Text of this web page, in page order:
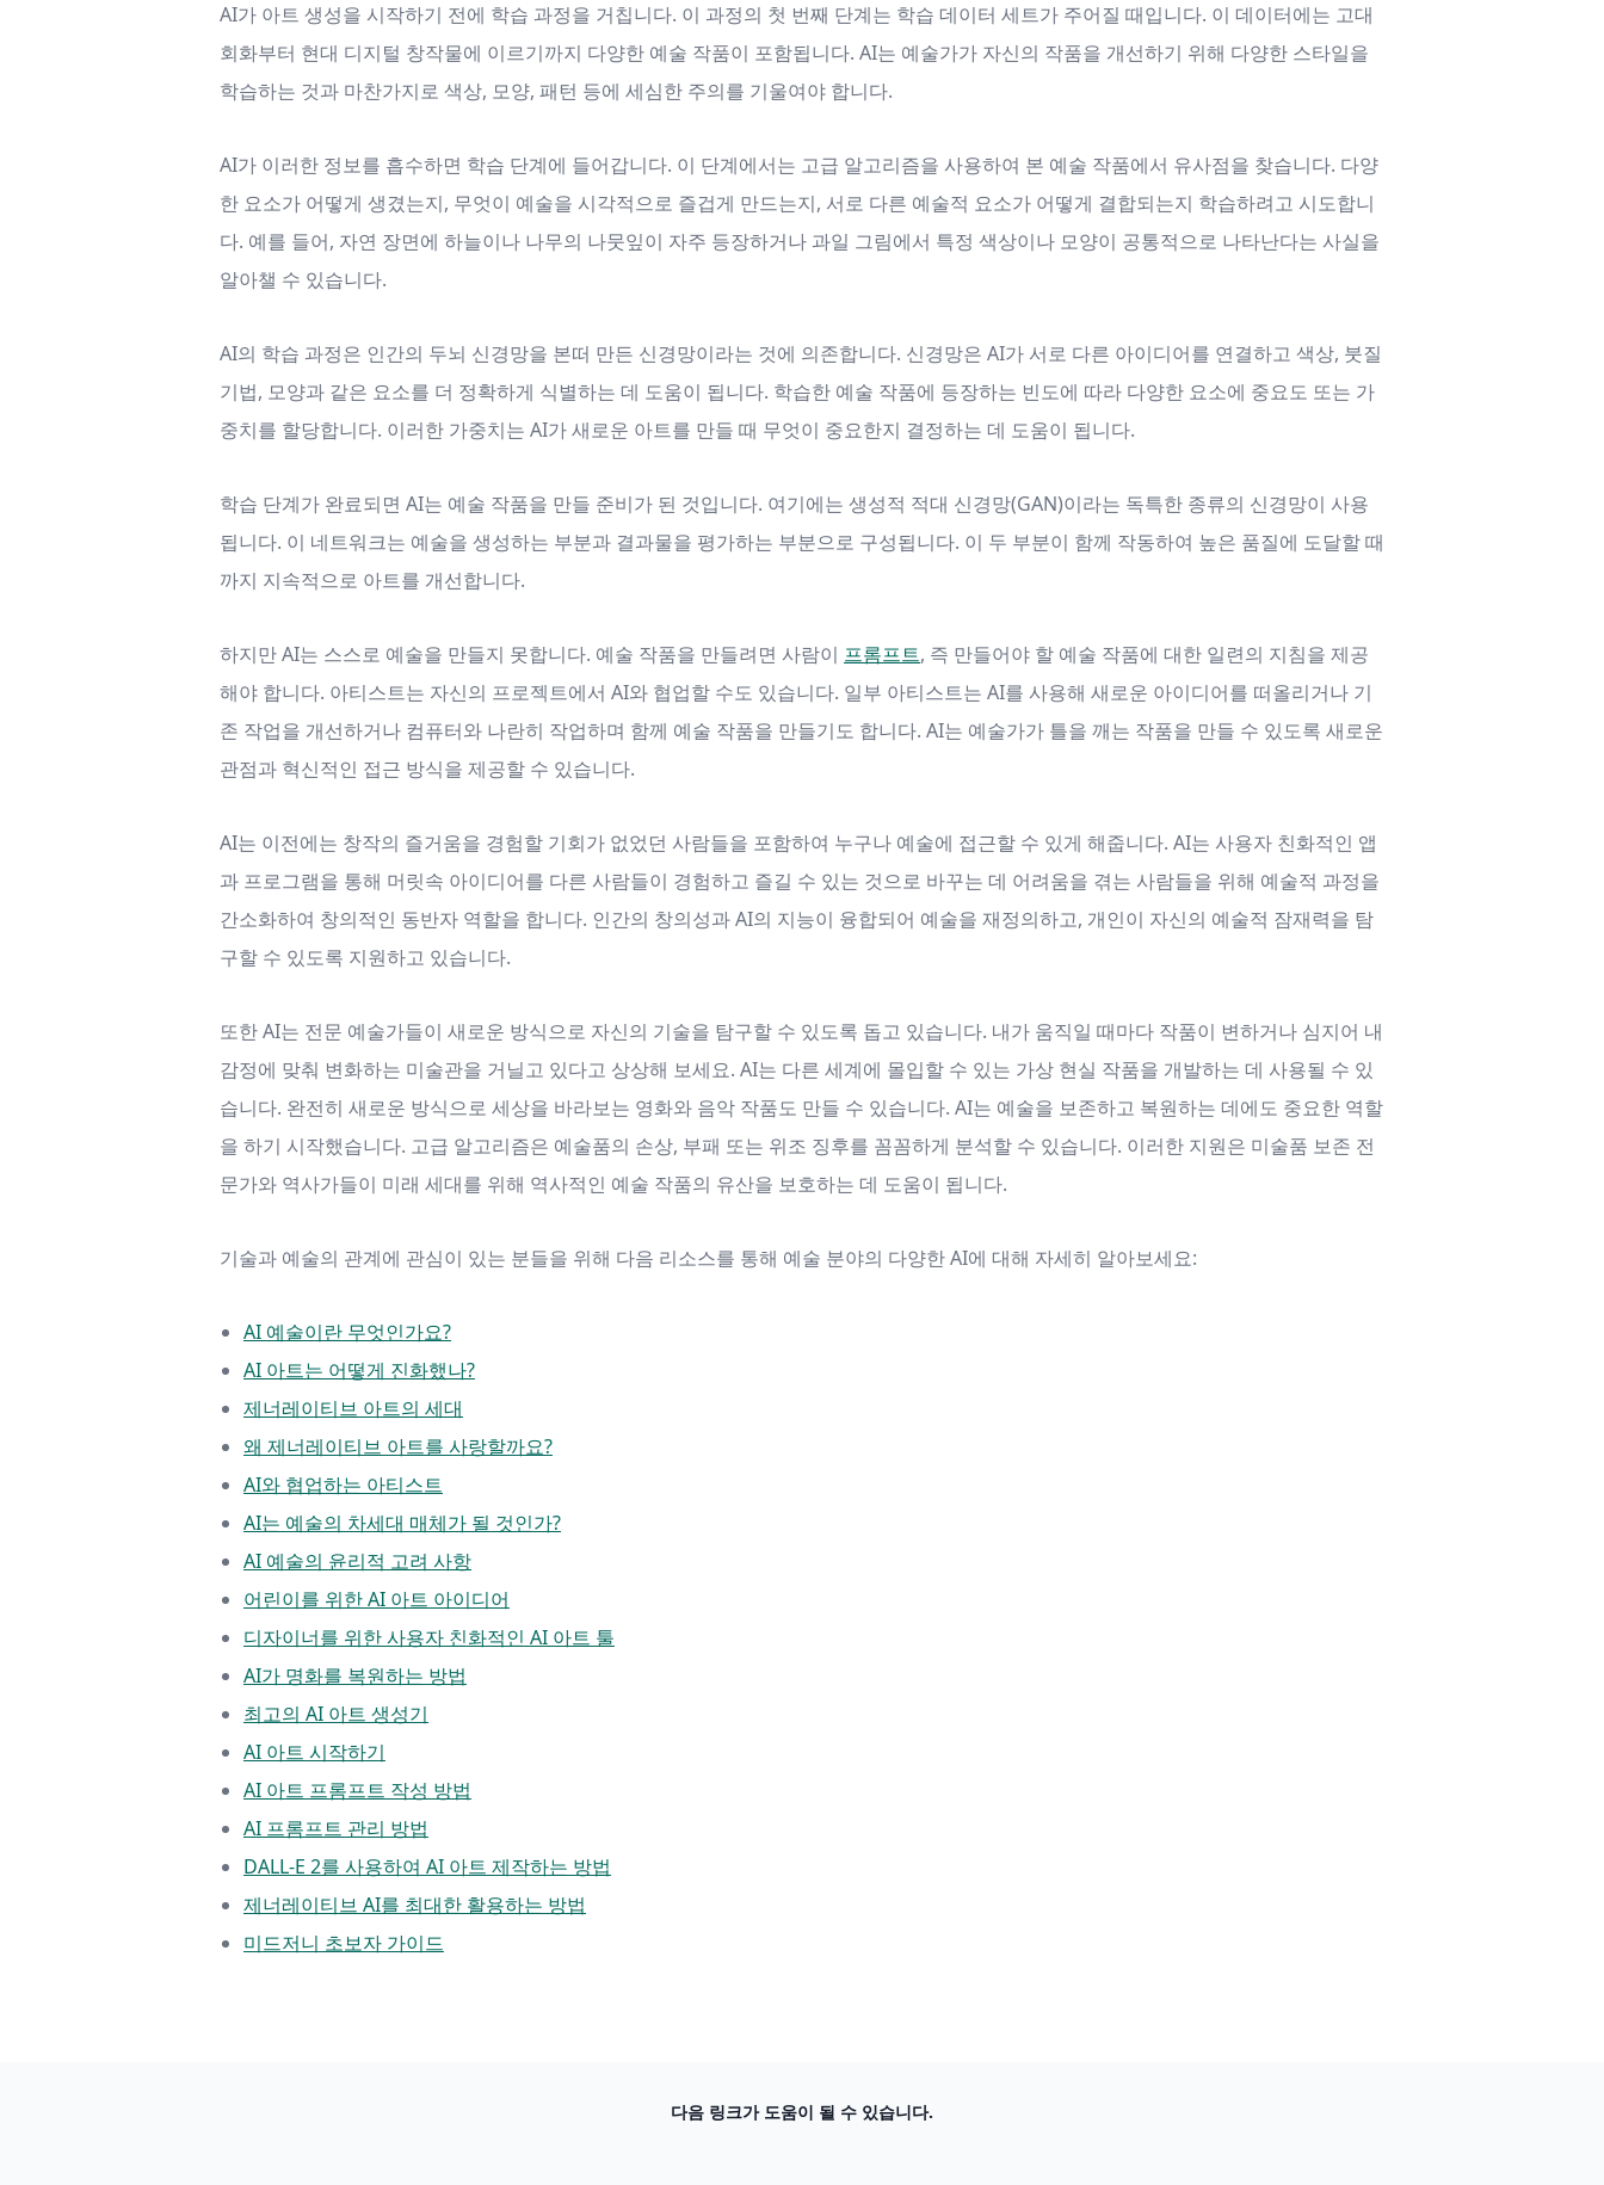
AI가 아트 생성을 시작하기 전에 학습 과정을 거칩니다. 이 과정의 첫 번째 단계는 학습 데이터 세트가 주어질 때입니다. 이 데이터에는 고대
회화부터 현대 디지털 창작물에 이르기까지 다양한 예술 작품이 포함됩니다. AI는 예술가가 자신의 작품을 개선하기 위해 다양한 스타일을
학습하는 것과 마찬가지로 색상, 모양, 패턴 등에 세심한 주의를 기울여야 합니다.
AI가 이러한 정보를 흡수하면 학습 단계에 들어갑니다. 이 단계에서는 고급 알고리즘을 사용하여 본 예술 작품에서 유사점을 찾습니다. 다양
한 요소가 어떻게 생겼는지, 무엇이 예술을 시각적으로 즐겁게 만드는지, 서로 다른 예술적 요소가 어떻게 결합되는지 학습하려고 시도합니
다. 예를 들어, 자연 장면에 하늘이나 나무의 나뭇잎이 자주 등장하거나 과일 그림에서 특정 색상이나 모양이 공통적으로 나타난다는 사실을
알아챌 수 있습니다.
AI의 학습 과정은 인간의 두뇌 신경망을 본떠 만든 신경망이라는 것에 의존합니다. 신경망은 AI가 서로 다른 아이디어를 연결하고 색상, 붓질
기법, 모양과 같은 요소를 더 정확하게 식별하는 데 도움이 됩니다. 학습한 예술 작품에 등장하는 빈도에 따라 다양한 요소에 중요도 또는 가
중치를 할당합니다. 이러한 가중치는 AI가 새로운 아트를 만들 때 무엇이 중요한지 결정하는 데 도움이 됩니다.
학습 단계가 완료되면 AI는 예술 작품을 만들 준비가 된 것입니다. 여기에는 생성적 적대 신경망(GAN)이라는 독특한 종류의 신경망이 사용
됩니다. 이 네트워크는 예술을 생성하는 부분과 결과물을 평가하는 부분으로 구성됩니다. 이 두 부분이 함께 작동하여 높은 품질에 도달할 때
까지 지속적으로 아트를 개선합니다.
하지만 AI는 스스로 예술을 만들지 못합니다. 예술 작품을 만들려면 사람이 프롬프트, 즉 만들어야 할 예술 작품에 대한 일련의 지침을 제공
해야 합니다. 아티스트는 자신의 프로젝트에서 AI와 협업할 수도 있습니다. 일부 아티스트는 AI를 사용해 새로운 아이디어를 떠올리거나 기
존 작업을 개선하거나 컴퓨터와 나란히 작업하며 함께 예술 작품을 만들기도 합니다. AI는 예술가가 틀을 깨는 작품을 만들 수 있도록 새로운
관점과 혁신적인 접근 방식을 제공할 수 있습니다.
AI는 이전에는 창작의 즐거움을 경험할 기회가 없었던 사람들을 포함하여 누구나 예술에 접근할 수 있게 해줍니다. AI는 사용자 친화적인 앱
과 프로그램을 통해 머릿속 아이디어를 다른 사람들이 경험하고 즐길 수 있는 것으로 바꾸는 데 어려움을 겪는 사람들을 위해 예술적 과정을
간소화하여 창의적인 동반자 역할을 합니다. 인간의 창의성과 AI의 지능이 융합되어 예술을 재정의하고, 개인이 자신의 예술적 잠재력을 탐
구할 수 있도록 지원하고 있습니다.
또한 AI는 전문 예술가들이 새로운 방식으로 자신의 기술을 탐구할 수 있도록 돕고 있습니다. 내가 움직일 때마다 작품이 변하거나 심지어 내
감정에 맞춰 변화하는 미술관을 거닐고 있다고 상상해 보세요. AI는 다른 세계에 몰입할 수 있는 가상 현실 작품을 개발하는 데 사용될 수 있
습니다. 완전히 새로운 방식으로 세상을 바라보는 영화와 음악 작품도 만들 수 있습니다. AI는 예술을 보존하고 복원하는 데에도 중요한 역할
을 하기 시작했습니다. 고급 알고리즘은 예술품의 손상, 부패 또는 위조 징후를 꼼꼼하게 분석할 수 있습니다. 이러한 지원은 미술품 보존 전
문가와 역사가들이 미래 세대를 위해 역사적인 예술 작품의 유산을 보호하는 데 도움이 됩니다.
기술과 예술의 관계에 관심이 있는 분들을 위해 다음 리소스를 통해 예술 분야의 다양한 AI에 대해 자세히 알아보세요:
AI 예술이란 무엇인가요?
AI 아트는 어떻게 진화했나?
제너레이티브 아트의 세대
왜 제너레이티브 아트를 사랑할까요?
AI와 협업하는 아티스트
AI는 예술의 차세대 매체가 될 것인가?
AI 예술의 윤리적 고려 사항
어린이를 위한 AI 아트 아이디어
디자이너를 위한 사용자 친화적인 AI 아트 툴
AI가 명화를 복원하는 방법
최고의 AI 아트 생성기
AI 아트 시작하기
AI 아트 프롬프트 작성 방법
AI 프롬프트 관리 방법
DALL-E 2를 사용하여 AI 아트 제작하는 방법
제너레이티브 AI를 최대한 활용하는 방법
미드저니 초보자 가이드
다음 링크가 도움이 될 수 있습니다.